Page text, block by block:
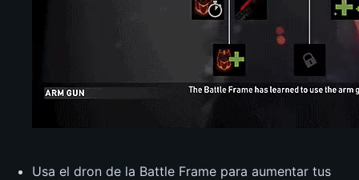
Usa el dron de la Battle Frame para aumentar tus